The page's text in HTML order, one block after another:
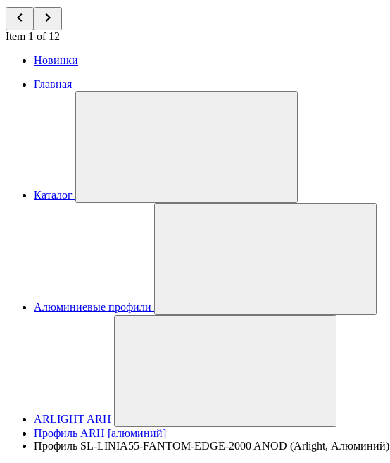
Item 1 of 12
Новинки
Главная
Каталог
Алюминиевые профили
ARLIGHT ARH
Профиль ARH [алюминий]
Профиль SL-LINIA55-FANTOM-EDGE-2000 ANOD (Arlight, Алюминий)